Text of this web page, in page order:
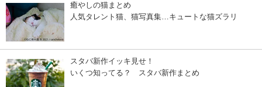
癒やしの猫まとめ
人気タレント猫、猫写真集…キュートな猫ズラリ
スタバ新作イッキ見せ！
いくつ知ってる？ スタバ新作まとめ